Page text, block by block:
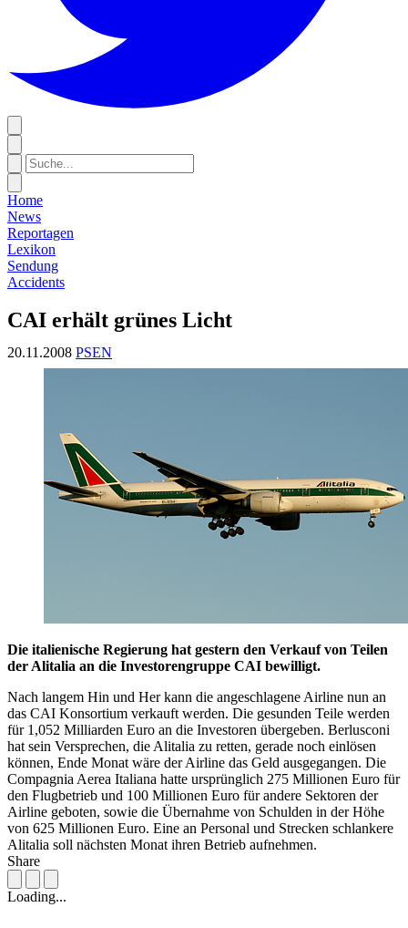
Home
News
Reportagen
Lexikon
Sendung
Accidents
CAI erhält grünes Licht
20.11.2008 PSEN
Die italienische Regierung hat gestern den Verkauf von Teilen
der Alitalia an die Investorengruppe CAI bewilligt.
Nach langem Hin und Her kann die angeschlagene Airline nun an
das CAI Konsortium verkauft werden. Die gesunden Teile werden
für 1,052 Milliarden Euro an die Investoren übergeben. Berlusconi
hat sein Versprechen, die Alitalia zu retten, gerade noch einlösen
können, Ende Monat wäre der Airline das Geld ausgegangen. Die
Compagnia Aerea Italiana hatte ursprünglich 275 Millionen Euro für
den Flugbetrieb und 100 Millionen Euro für andere Sektoren der
Airline geboten, sowie die Übernahme von Schulden in der Höhe
von 625 Millionen Euro. Eine an Personal und Strecken schlankere
Alitalia soll nächsten Monat ihren Betrieb aufnehmen.
Share
Loading...